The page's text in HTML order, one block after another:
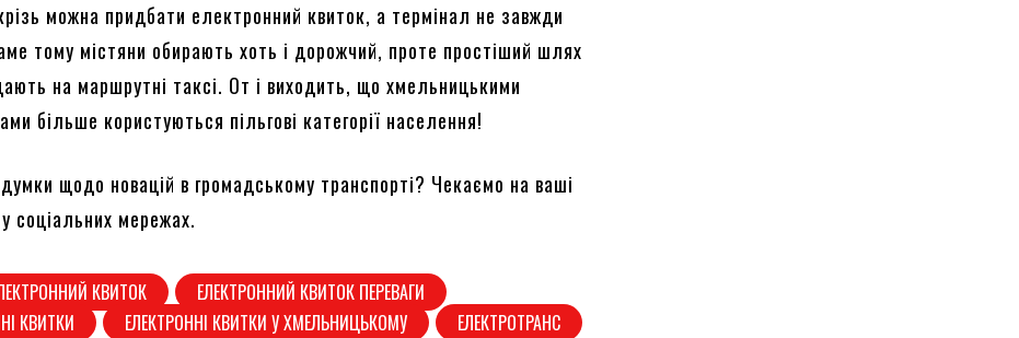
можна придбати електронний квиток, а термінал не завжди
тому містяни обирають хоть і дорожчий, проте простіший шлях
на маршрутні таксі. От і виходить, що хмельницькими
більше користуються пільгові категорії населення!
щодо новацій в громадському транспорті? Чекаємо на ваші
соціальних мережах.
КВИТОК
ЕЛЕКТРОННИЙ КВИТОК ПЕРЕВАГИ
КВИТКИ
ЕЛЕКТРОННІ КВИТКИ У ХМЕЛЬНИЦЬКОМУ ЕЛЕКТРОТРАНС